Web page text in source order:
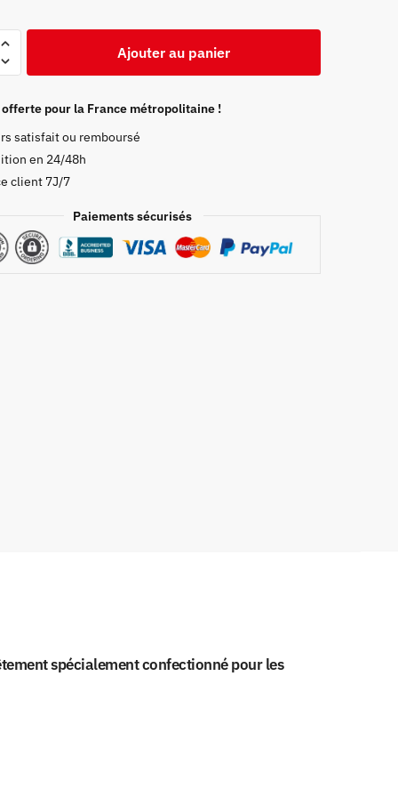
Ajouter au panier
pour la France métropolitaine !
satisfait ou remboursé
en 24/48h
client 7J/7
Paiements sécurisés
spécialement confectionné pour les